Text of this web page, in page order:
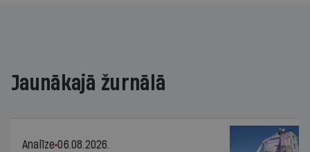
Jaunākajā žurnālā
Analīze 06.08.2026.